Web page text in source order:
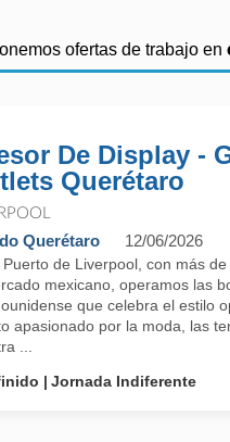
ofertas de trabajo en
De Display -
Querétaro
Querétaro 12/06/2026
Puerto de Liverpool, con más
mexicano, operamos las
que celebra el estilo
apasionado por la moda, las
...
Jornada Indiferente